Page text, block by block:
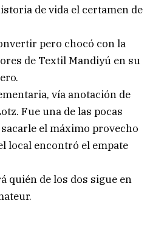
de vida el certamen de
pero chocó con la
de Textil Mandiyú en su
vía anotación de
Fue una de las pocas
el máximo provecho
local encontró el empate
quién de los dos sigue en